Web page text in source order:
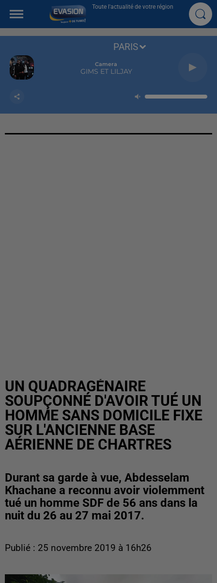
Toute l'actualité de votre région
Camera
GIMS ET LILJAY
PARIS
UN QUADRAGÉNAIRE
SOUPÇONNÉ D'AVOIR TUÉ UN
HOMME SANS DOMICILE FIXE
SUR L'ANCIENNE BASE
AÉRIENNE DE CHARTRES
Durant sa garde à vue, Abdesselam
Khachane a reconnu avoir violemment
tué un homme SDF de 56 ans dans la
nuit du 26 au 27 mai 2017.
Publié : 25 novembre 2019 à 16h26